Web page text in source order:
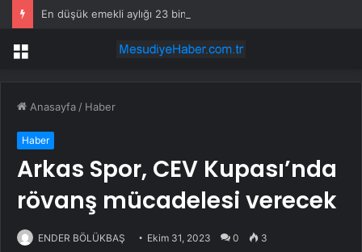
En düşük emekli aylığı 23 bin 552 liraya yükseltildi
Menü
Anasayfa / Haber
Haber
Arkas Spor, CEV Kupası’nda
rövanş mücadelesi verecek
ENDER BÖLÜKBAŞ Ekim 31, 2023 0 3